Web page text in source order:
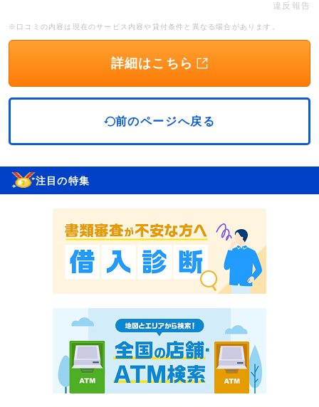
違反報告
※口コミの内容は現在のサービス内容や貸付条件と異なる場合があります。
詳細はこちら
前のページへ戻る
注目の特集